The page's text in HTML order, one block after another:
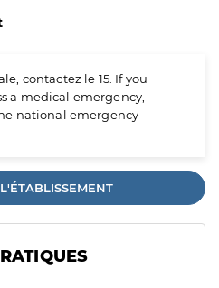
contactez le 15. If you
a medical emergency,
national emergency